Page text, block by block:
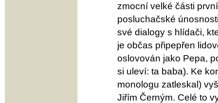
zmocní velké části
posluchačské
své dialogy s hlídači,
je občas připepřen
oslovován jako Pepa,
si uleví: ta baba). Ke
monologu zatleskal)
Jiřím Černým. Celé to